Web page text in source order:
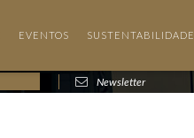
EVENTOS SUSTENTABILIDADE
Newsletter